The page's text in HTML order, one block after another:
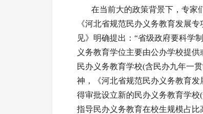
在当前大的政策背景下，专家
《河北省规范民办义务教育发展
见》明确提出：“省级政府要科学
义务教育学位主要由公办学校提
民办义务教育学校(含民办九年一
神，《河北省规范民办义务教育
得审批设立新的民办义务教育学校
指导民办义务教育在校生规模占比